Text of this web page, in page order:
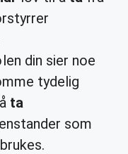
din sier noe
tydelig
ta
som